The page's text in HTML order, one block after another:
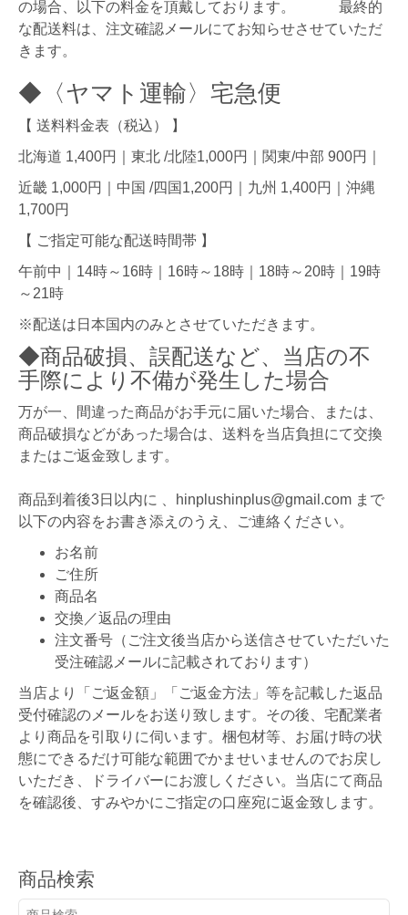
の場合、以下の料金を頂戴しております。 最終的
な配送料は、注文確認メールにてお知らせさせていただ
きます。
◆〈ヤマト運輸〉宅急便
【 送料料金表（税込） 】
北海道 1,400円｜東北 /北陸1,000円｜関東/中部 900円｜
近畿 1,000円｜中国 /四国1,200円｜九州 1,400円｜沖縄
1,700円
【 ご指定可能な配送時間帯 】
午前中｜14時～16時｜16時～18時｜18時～20時｜19時
～21時
※配送は日本国内のみとさせていただきます。
◆商品破損、誤配送など、当店の不
手際により不備が発生した場合
万が一、間違った商品がお手元に届いた場合、または、
商品破損などがあった場合は、送料を当店負担にて交換
またはご返金致します。
商品到着後3日以内に 、hinplushinplus@gmail.com まで
以下の内容をお書き添えのうえ、ご連絡ください。
お名前
ご住所
商品名
交換／返品の理由
注文番号（ご注文後当店から送信させていただいた
受注確認メールに記載されております）
当店より「ご返金額」「ご返金方法」等を記載した返品
受付確認のメールをお送り致します。その後、宅配業者
より商品を引取りに伺います。梱包材等、お届け時の状
態にできるだけ可能な範囲でかませいませんのでお戻し
いただき、ドライバーにお渡しください。当店にて商品
を確認後、すみやかにご指定の口座宛に返金致します。
商品検索
検